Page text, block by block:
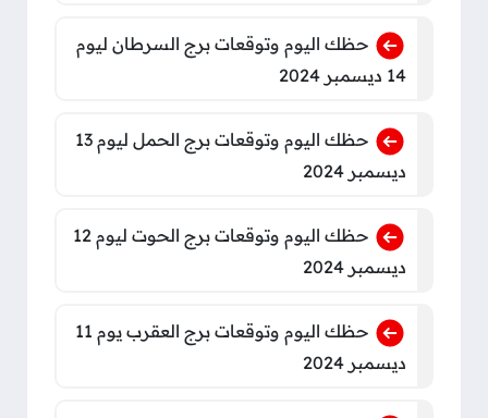
حظك اليوم وتوقعات برج السرطان ليوم
14 ديسمبر 2024
حظك اليوم وتوقعات برج الحمل ليوم 13
ديسمبر 2024
حظك اليوم وتوقعات برج الحوت ليوم 12
ديسمبر 2024
حظك اليوم وتوقعات برج العقرب يوم 11
ديسمبر 2024